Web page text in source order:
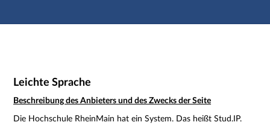
Hauptnavigation
Impressum
Leichte Sprache
Beschreibung des Anbieters und des Zwecks der Seite
Die Hochschule RheinMain hat ein System. Das heißt Stud.IP.